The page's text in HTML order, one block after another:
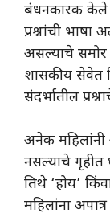
बंधनकारक केले
प्रश्नांची भाषा
असल्याचे
शासकीय सेवेत
संदर्भातील
​अनेक महिलांनी
नसल्याचे गृहीत
तिथे ‘होय’
महिलांना